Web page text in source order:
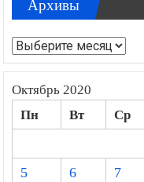
Архивы
Архивы
Октябрь 2020
Пн Вт Ср
5
6 7